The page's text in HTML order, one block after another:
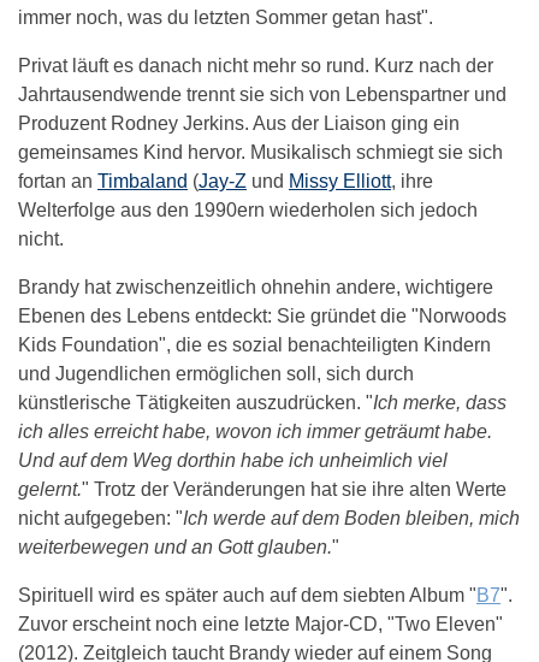
immer noch, was du letzten Sommer getan hast".
Privat läuft es danach nicht mehr so rund. Kurz nach der
Jahrtausendwende trennt sie sich von Lebenspartner und
Produzent Rodney Jerkins. Aus der Liaison ging ein
gemeinsames Kind hervor. Musikalisch schmiegt sie sich
fortan an Timbaland (Jay-Z und Missy Elliott, ihre
Welterfolge aus den 1990ern wiederholen sich jedoch
nicht.
Brandy hat zwischenzeitlich ohnehin andere, wichtigere
Ebenen des Lebens entdeckt: Sie gründet die "Norwoods
Kids Foundation", die es sozial benachteiligten Kindern
und Jugendlichen ermöglichen soll, sich durch
künstlerische Tätigkeiten auszudrücken. "Ich merke, dass
ich alles erreicht habe, wovon ich immer geträumt habe.
Und auf dem Weg dorthin habe ich unheimlich viel
gelernt." Trotz der Veränderungen hat sie ihre alten Werte
nicht aufgegeben: "Ich werde auf dem Boden bleiben, mich
weiterbewegen und an Gott glauben."
Spirituell wird es später auch auf dem siebten Album "B7".
Zuvor erscheint noch eine letzte Major-CD, "Two Eleven"
(2012). Zeitgleich taucht Brandy wieder auf einem Song